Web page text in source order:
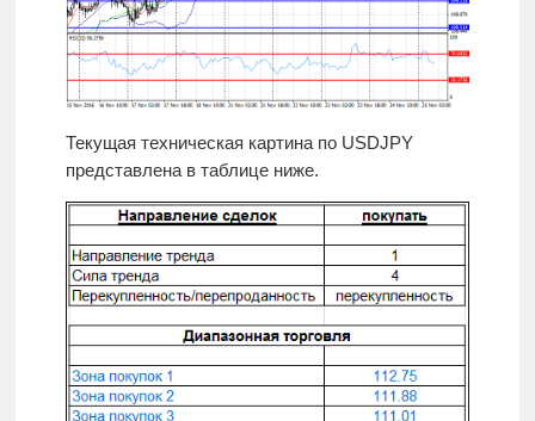
Текущая техническая картина по USDJPY
представлена в таблице ниже.